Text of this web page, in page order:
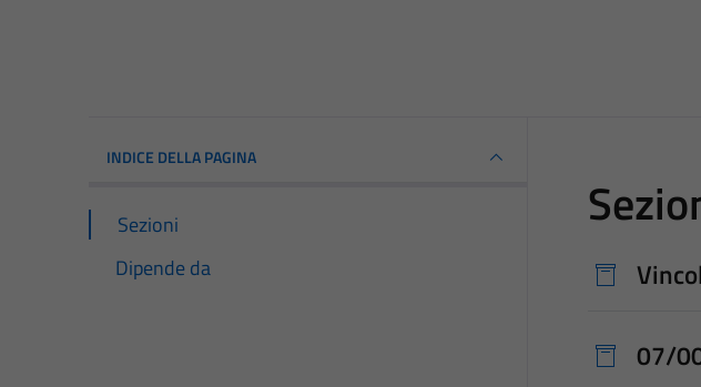
INDICE DELLA PAGINA
Sezioni
Dipende da
07/